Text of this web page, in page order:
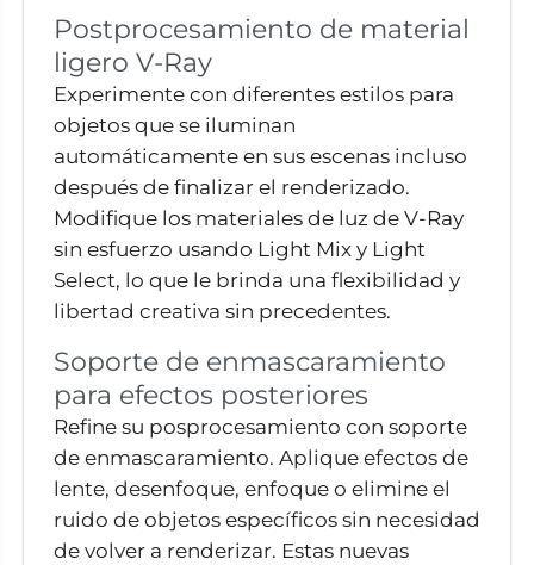
Postprocesamiento de material
ligero V-Ray
Experimente con diferentes estilos para
objetos que se iluminan
automáticamente en sus escenas incluso
después de finalizar el renderizado.
Modifique los materiales de luz de V-Ray
sin esfuerzo usando Light Mix y Light
Select, lo que le brinda una flexibilidad y
libertad creativa sin precedentes.
Soporte de enmascaramiento
para efectos posteriores
Refine su posprocesamiento con soporte
de enmascaramiento. Aplique efectos de
lente, desenfoque, enfoque o elimine el
ruido de objetos específicos sin necesidad
de volver a renderizar. Estas nuevas